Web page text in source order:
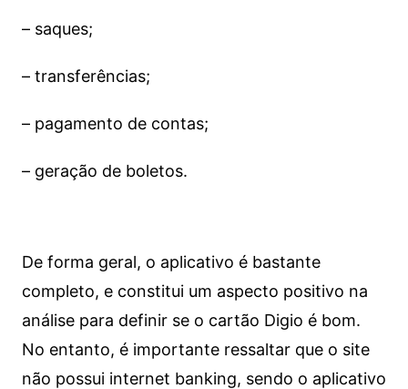
– saques;
– transferências;
– pagamento de contas;
– geração de boletos.
De forma geral, o aplicativo é bastante
completo, e constitui um aspecto positivo na
análise para definir se o cartão Digio é bom.
No entanto, é importante ressaltar que o site
não possui internet banking, sendo o aplicativo